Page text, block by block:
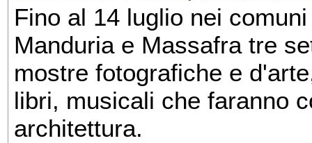
Fino al 14 luglio nei
Manduria e Massafra tre
mostre fotografiche e
libri, musicali che faranno
architettura.